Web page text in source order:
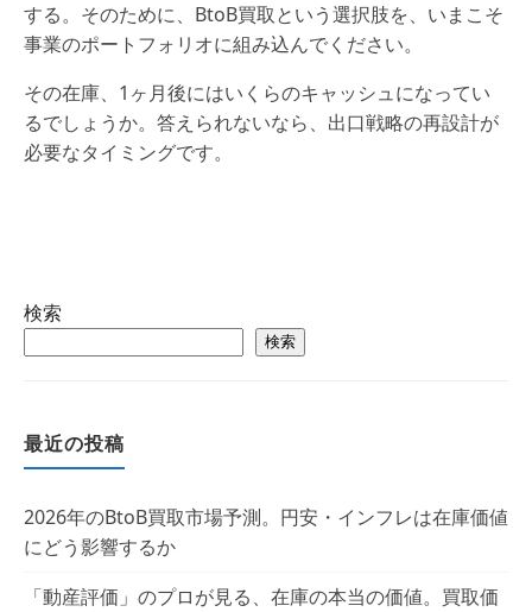
する。そのために、BtoB買取という選択肢を、いまこそ
事業のポートフォリオに組み込んでください。
その在庫、1ヶ月後にはいくらのキャッシュになってい
るでしょうか。答えられないなら、出口戦略の再設計が
必要なタイミングです。
検索
検索
最近の投稿
2026年のBtoB買取市場予測。円安・インフレは在庫価値
にどう影響するか
「動産評価」のプロが見る、在庫の本当の価値。買取価